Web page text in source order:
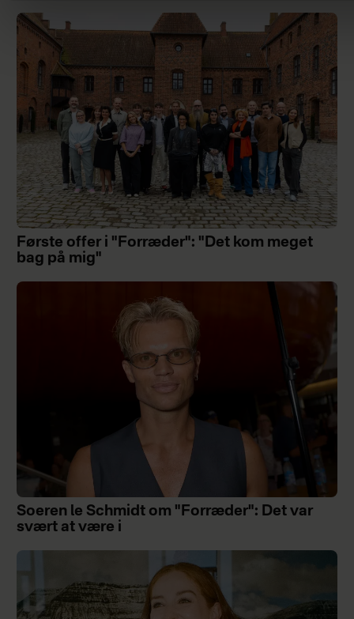
Første offer i "Forræder": "Det kom meget
bag på mig"
Soeren le Schmidt om "Forræder": Det var
svært at være i